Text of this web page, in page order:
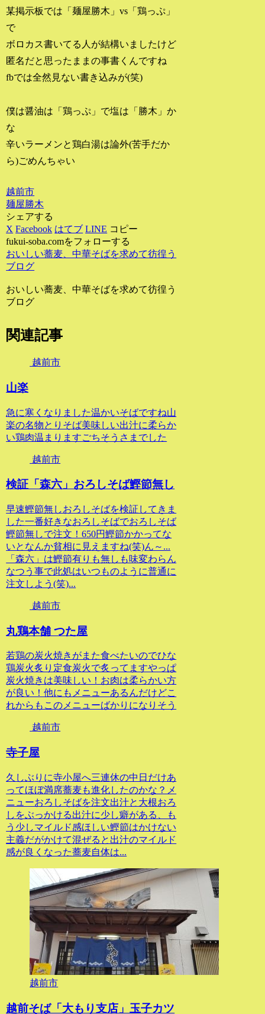
某掲示板では「麺屋勝木」vs「鶏っぷ」
で
ボロカス書いてる人が結構いましたけど
匿名だと思ったままの事書くんですね
fbでは全然見ない書き込みが(笑)
僕は醤油は「鶏っぷ」で塩は「勝木」か
な
辛いラーメンと鶏白湯は論外(苦手だか
ら)ごめんちゃい
越前市
麺屋勝木
シェアする
X Facebook はてブ LINE コピー
fukui-soba.comをフォローする
おいしい蕎麦、中華そばを求めて彷徨う
ブログ
おいしい蕎麦、中華そばを求めて彷徨う
ブログ
関連記事
越前市
山楽
急に寒くなりました温かいそばですね山
楽の名物とりそば美味しい出汁に柔らか
い鶏肉温まりますごちそうさまでした
越前市
検証「森六」おろしそば鰹節無し
早速鰹節無しおろしそばを検証してきま
した一番好きなおろしそばでおろしそば
鰹節無しで注文！650円鰹節かかってな
いとなんか貧相に見えますね(笑)ん～...
「森六」は鰹節有りも無しも味変わらん
なつう事で此処はいつものように普通に
注文しよう(笑)...
越前市
丸鶏本舗 つた屋
若鶏の炭火焼きがまた食べたいのでひな
鶏炭火炙り定食炭火で炙ってますやっぱ
炭火焼きは美味しい！お肉は柔らかい方
が良い！他にもメニューあるんだけどこ
れからもこのメニューばかりになりそう
越前市
寺子屋
久しぶりに寺小屋へ三連休の中日だけあ
ってほぼ満席蕎麦も進化したのかな？メ
ニューおろしそばを注文出汁と大根おろ
しをぶっかける出汁に少し癖がある、も
う少しマイルド感ほしい鰹節はかけない
主義だがかけて混ぜると出汁のマイルド
感が良くなった蕎麦自体は...
越前市
越前そば「大もり支店」玉子カツ